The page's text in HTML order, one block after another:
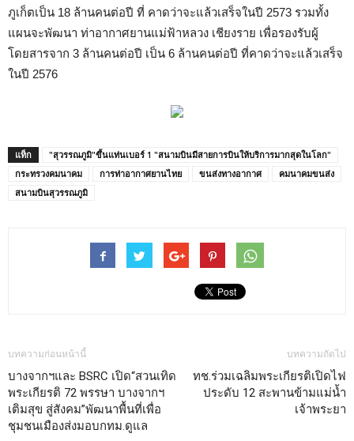
ภูเก็ตเป็น 18 ล้านคนต่อปี ที่ คาดว่าจะแล้วเสร็จในปี 2573 รวมทั้ง
แผนจะพัฒนา ท่าอากาศยานแม่ฟ้าหลวง เชียงราย เพื่อรองรับผู้
โดยสารจาก 3 ล้านคนต่อปี เป็น 6 ล้านคนต่อปี ที่คาดว่าจะแล้วเสร็จ
ในปี 2576
แท็ก
"สุวรรณภูมิ"ขึ้นแท่นเบอร์ 1 "สนามบินมีสายการบินให้บริการมากสุดในโลก"
กระทรวงคมนาคม
การท่าอากาศยานไทย ขนส่งทางอากาศ
คมนาคมขนส่ง
สนามบินสุวรรณภูมิ
บทความก่อนหน้านี้
บางจากฯและ BSRC เปิด“สวนเทิด
พระเกียรติ 72 พรรษา บางจากฯ
เติมสุข สู่สังคม”พัฒนาพื้นที่เพื่อ
ชุมชนเมืองส่งมอบกทม.ดูแล
บทความถัดไป
ทช.ร่วมเฉลิมพระเกียรติเปิดไฟ
ประดับ 12 สะพานข้ามแม่น้ำ
เจ้าพระยา